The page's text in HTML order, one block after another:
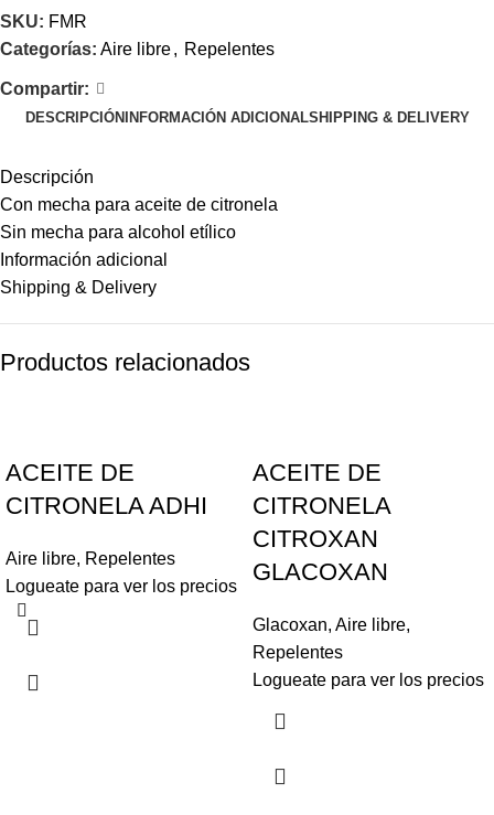
SKU: FMR
Categorías: Aire libre, Repelentes
Compartir:
DESCRIPCIÓN INFORMACIÓN ADICIONALSHIPPING & DELIVERY
Descripción
Con mecha para aceite de citronela
Sin mecha para alcohol etílico
Información adicional
Shipping & Delivery
Productos relacionados
ACEITE DE
CITRONELA ADHI
Aire libre, Repelentes
Logueate para ver los precios
ACEITE DE
CITRONELA
CITROXAN
GLACOXAN
Glacoxan, Aire libre,
Repelentes
Logueate para ver los precios